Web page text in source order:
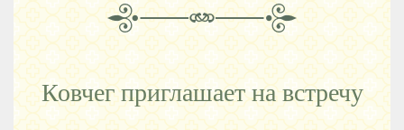
Ковчег приглашает на встречу